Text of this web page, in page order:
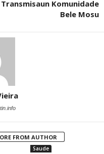
Transmisaun Komunidade
Bele Mosu
FROM AUTHOR
Saude